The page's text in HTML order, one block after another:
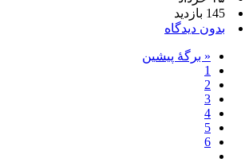
145 بازدید
بدون دیدگاه
« برگه‌ٔ پیشین
1
2
3
4
5
6